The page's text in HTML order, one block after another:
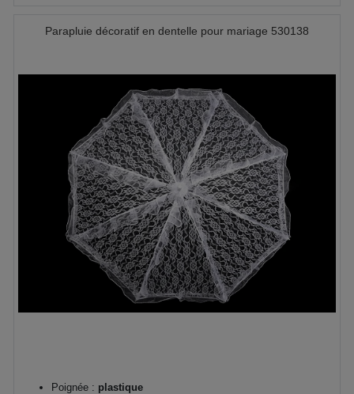
Parapluie décoratif en dentelle pour mariage 530138
Poignée : plastique